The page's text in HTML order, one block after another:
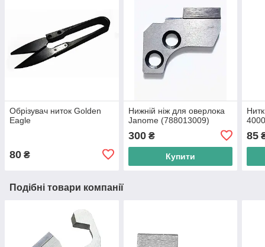
Обрізувач ниток Golden
Eagle
80 ₴
Нижній ніж для оверлока
Janome (788013009)
300₴
Купити
85
Подібні товари компанії